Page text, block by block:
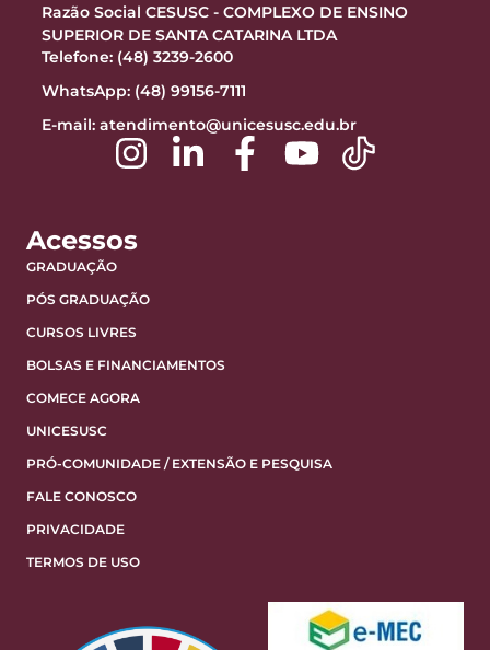
Razão Social CESUSC - COMPLEXO DE ENSINO
SUPERIOR DE SANTA CATARINA LTDA
Telefone: (48) 3239-2600
WhatsApp: (48) 99156-7111
E-mail: atendimento@unicesusc.edu.br
Acessos
GRADUAÇÃO
PÓS GRADUAÇÃO
CURSOS LIVRES
BOLSAS E FINANCIAMENTOS
COMECE AGORA
UNICESUSC
PRÓ-COMUNIDADE / EXTENSÃO E PESQUISA
FALE CONOSCO
PRIVACIDADE
TERMOS DE USO